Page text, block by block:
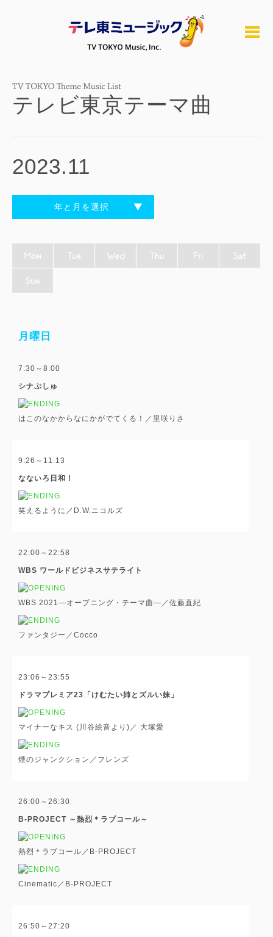
テレビ東京テーマ曲
2023.11
年と月を選択
月曜日
7:30～8:00
シナぷしゅ
はこのなかからなにかがでてくる！／里咲りさ
9:26～11:13
なないろ日和！
笑えるように／D.W.ニコルズ
22:00～22:58
WBS ワールドビジネスサテライト
WBS 2021―オープニング・テーマ曲―／佐藤直紀
ファンタジー／Cocco
23:06～23:55
ドラマプレミア23「けむたい姉とズルい妹」
マイナーなキス (川谷絵音より)／ 大塚愛
煙のジャンクション／フレンズ
26:00～26:30
B-PROJECT ～熱烈＊ラブコール～
熱烈＊ラブコール／B-PROJECT
Cinematic／B-PROJECT
26:50～27:20